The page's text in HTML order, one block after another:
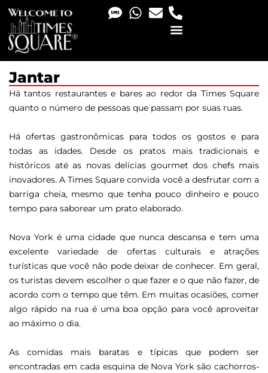
Jantar
Há tantos restaurantes e bares ao redor da Times Square
quanto o número de pessoas que passam por suas ruas.
Há ofertas gastronômicas para todos os gostos e para
todas as idades. Desde os pratos mais tradicionais e
históricos até as novas delícias gourmet dos chefs mais
inovadores. A Times Square convida você a desfrutar com a
barriga cheia, mesmo que tenha pouco dinheiro e pouco
tempo para saborear um prato elaborado.
Nova York é uma cidade que nunca descansa e tem uma
excelente variedade de ofertas culturais e atrações
turísticas que você não pode deixar de conhecer. Em geral,
os turistas devem escolher o que fazer e o que não fazer, de
acordo com o tempo que têm. Em muitas ocasiões, comer
algo rápido na rua é uma boa opção para você aproveitar
ao máximo o dia.
As comidas mais baratas e típicas que podem ser
encontradas em cada esquina de Nova York são cachorros-